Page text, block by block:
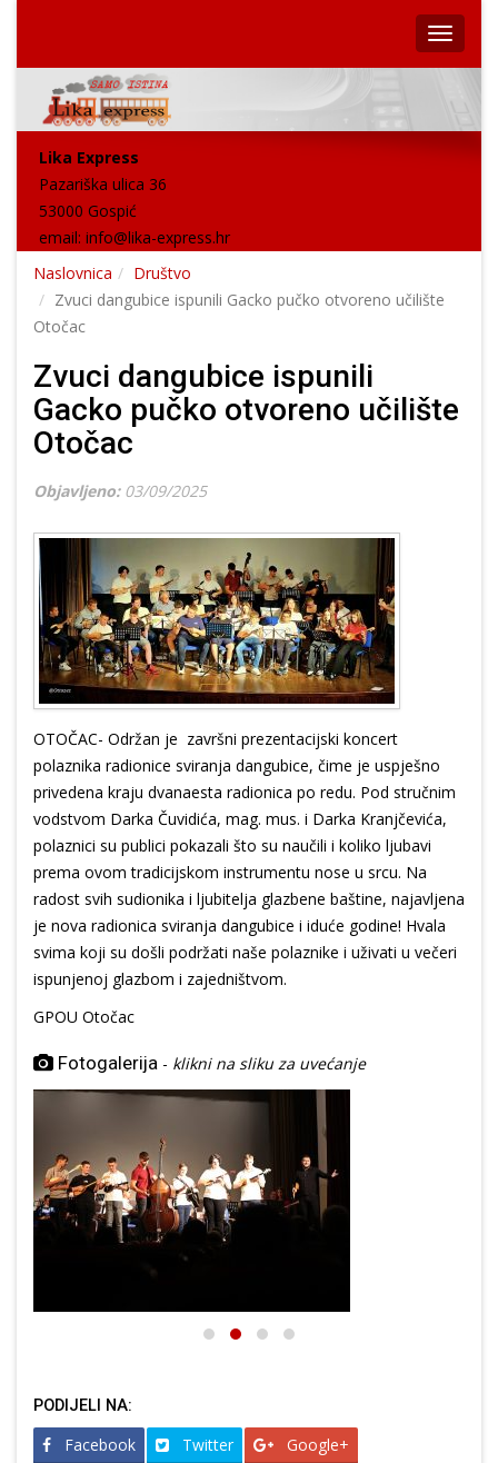
Lika Express
Pazariška ulica 36
53000 Gospić
email: info@lika-express.hr
Naslovnica
Društvo
Zvuci dangubice ispunili Gacko pučko otvoreno učilište
Otočac
Zvuci dangubice ispunili
Gacko pučko otvoreno učilište
Otočac
Objavljeno: 03/09/2025
OTOČAC- Održan je završni prezentacijski koncert
polaznika radionice sviranja dangubice, čime je uspješno
privedena kraju dvanaesta radionica po redu. Pod stručnim
vodstvom Darka Čuvidića, mag. mus. i Darka Kranjčevića,
polaznici su publici pokazali što su naučili i koliko ljubavi
prema ovom tradicijskom instrumentu nose u srcu. Na
radost svih sudionika i ljubitelja glazbene baštine, najavljena
je nova radionica sviranja dangubice i iduće godine! Hvala
svima koji su došli podržati naše polaznike i uživati u večeri
ispunjenoj glazbom i zajedništvom.
GPOU Otočac
Fotogalerija - klikni na sliku za uvećanje
PODIJELI NA:
Facebook Twitter Google+